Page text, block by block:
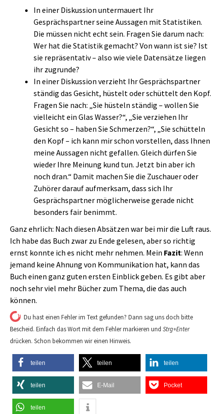
In einer Diskussion untermauert Ihr
Gesprächspartner seine Aussagen mit Statistiken.
Die müssen nicht echt sein. Fragen Sie darum nach:
Wer hat die Statistik gemacht? Von wann ist sie? Ist
sie repräsentativ – also wie viele Datensätze liegen
ihr zugrunde?
In einer Diskussion verzieht Ihr Gesprächspartner
ständig das Gesicht, hüstelt oder schüttelt den Kopf.
Fragen Sie nach: „Sie hüsteln ständig – wollen Sie
vielleicht ein Glas Wasser?“, „Sie verziehen Ihr
Gesicht so – haben Sie Schmerzen?“, „Sie schütteln
den Kopf – ich kann mir schon vorstellen, dass Ihnen
meine Aussagen nicht gefallen. Gleich dürfen Sie
wieder Ihre Meinung kund tun. Jetzt bin aber ich
noch dran.“ Damit machen Sie die Zuschauer oder
Zuhörer darauf aufmerksam, dass sich Ihr
Gesprächspartner möglicherweise gerade nicht
besonders fair benimmt.
Ganz ehrlich: Nach diesen Absätzen war bei mir die Luft raus.
Ich habe das Buch zwar zu Ende gelesen, aber so richtig
ernst konnte ich es nicht mehr nehmen. Mein Fazit: Wenn
jemand keine Ahnung von Kommunikation hat, kann das
Buch einen ganz guten ersten Einblick geben. Es gibt aber
noch sehr viel mehr Bücher zum Thema, die das auch
können.
Du hast einen Fehler im Text gefunden? Dann sag uns doch bitte
Bescheid. Einfach das Wort mit dem Fehler markieren und Strg+Enter
drücken. Schon bekommen wir einen Hinweis.
teilen teilen teilen
teilen E-Mail Pocket
teilen